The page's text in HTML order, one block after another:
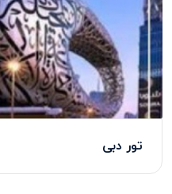
تور دبی